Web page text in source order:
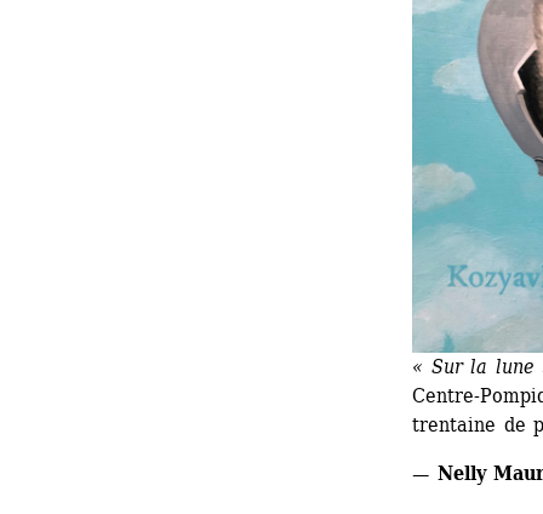
« Sur la lune
Centre-
trentaine de
— Nelly